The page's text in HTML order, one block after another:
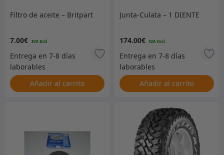
Filtro de aceite – Britpart
7.00€
Añadir al carrito
Junta-Culata – 1 DIENTE
174.00€
Añadir al carrito